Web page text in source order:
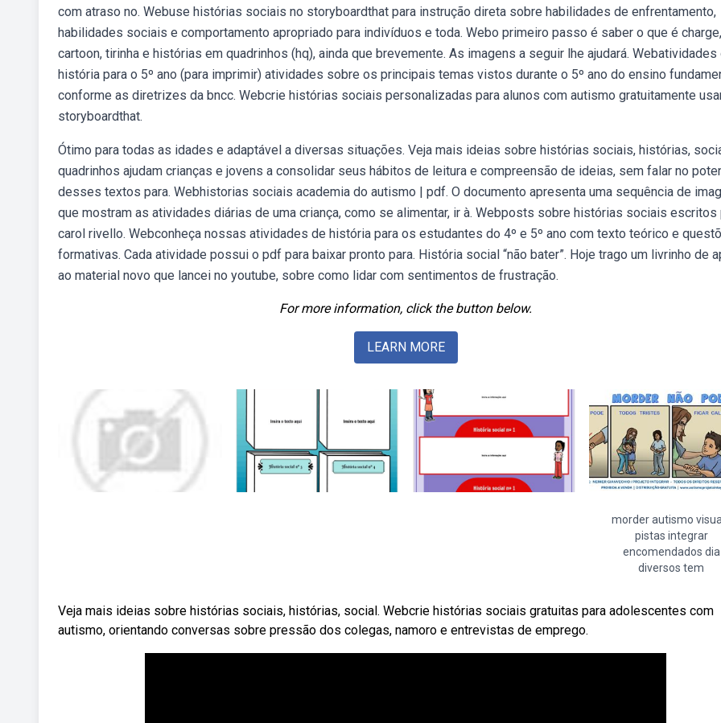
com atraso no. Webuse histórias sociais no storyboardthat para instrução direta sobre habilidades de enfrentamento,
habilidades sociais e comportamento apropriado para indivíduos e toda. Webo primeiro passo é saber o que é charge,
cartoon, tirinha e histórias em quadrinhos (hq), ainda que brevemente. As imagens a seguir lhe ajudará. Webatividades
história para o 5º ano (para imprimir) atividades sobre os principais temas vistos durante o 5º ano do ensino
conforme as diretrizes da bncc. Webcrie histórias sociais personalizadas para alunos com autismo gratuitamente
storyboardthat.
Ótimo para todas as idades e adaptável a diversas situações. Veja mais ideias sobre histórias sociais, histórias,
quadrinhos ajudam crianças e jovens a consolidar seus hábitos de leitura e compreensão de ideias, sem falar no
desses textos para. Webhistorias sociais academia do autismo | pdf. O documento apresenta uma sequência de
que mostram as atividades diárias de uma criança, como se alimentar, ir à. Webposts sobre histórias sociais escritos
carol rivello. Webconheça nossas atividades de história para os estudantes do 4º e 5º ano com texto teórico e
formativas. Cada atividade possui o pdf para baixar pronto para. História social “não bater”. Hoje trago um livrinho de
ao material novo que lancei no youtube, sobre como lidar com sentimentos de frustração.
For more information, click the button below.
LEARN MORE
morder autismo
pistas integrar
encomendados dia
diversos tem
Veja mais ideias sobre histórias sociais, histórias, social. Webcrie histórias sociais gratuitas para adolescentes com
autismo, orientando conversas sobre pressão dos colegas, namoro e entrevistas de emprego.